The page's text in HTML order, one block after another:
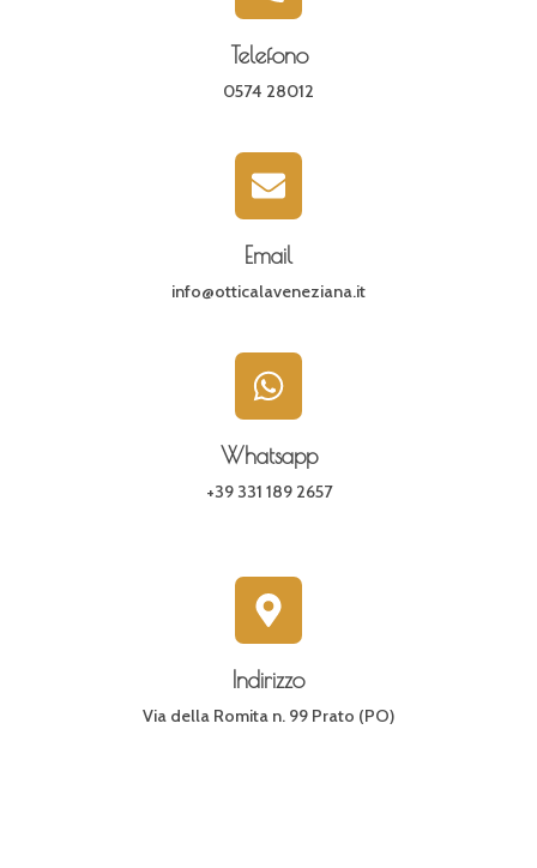
Telefono
0574 28012
Email
info@otticalaveneziana.it
Whatsapp
+39 331 189 2657
Indirizzo
Via della Romita n. 99 Prato (PO)